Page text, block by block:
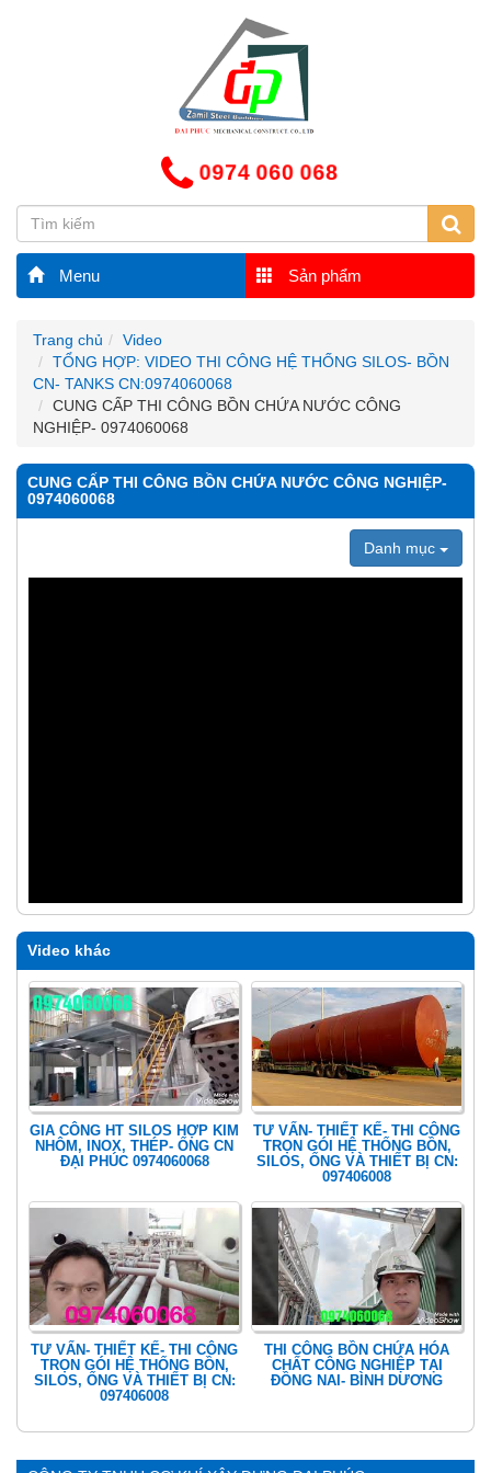
0974 060 068
Menu Sản phẩm
Trang chủ
Video
TỔNG HỢP: VIDEO THI CÔNG HỆ THỐNG SILOS- BỒN
CN- TANKS CN:0974060068
CUNG CẤP THI CÔNG BỒN CHỨA NƯỚC CÔNG
NGHIỆP- 0974060068
CUNG CẤP THI CÔNG BỒN CHỨA NƯỚC CÔNG NGHIỆP-
0974060068
Danh mục
Video khác
GIA CÔNG HT SILOS HỢP KIM
NHÔM, INOX, THÉP- ỐNG CN
ĐẠI PHÚC 0974060068
TƯ VẤN- THIẾT KẾ- THI CÔNG
TRỌN GÓI HỆ THỐNG BỒN,
SILOS, ỐNG VÀ THIẾT BỊ CN:
097406008
TƯ VẤN- THIẾT KẾ- THI CÔNG
TRỌN GÓI HỆ THỐNG BỒN,
SILOS, ỐNG VÀ THIẾT BỊ CN:
097406008
THI CÔNG BỒN CHỨA HÓA
CHẤT CÔNG NGHIỆP TẠI
ĐỒNG NAI- BÌNH DƯƠNG